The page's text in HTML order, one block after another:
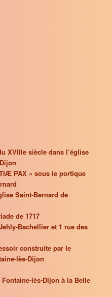
XVIIIe siècle dans l’église
PAX » sous le portique
Saint-Bernard de
de 1717
Bachellier et 1 rue des
construite par le
lès-Dijon
lès-Dijon à la Belle